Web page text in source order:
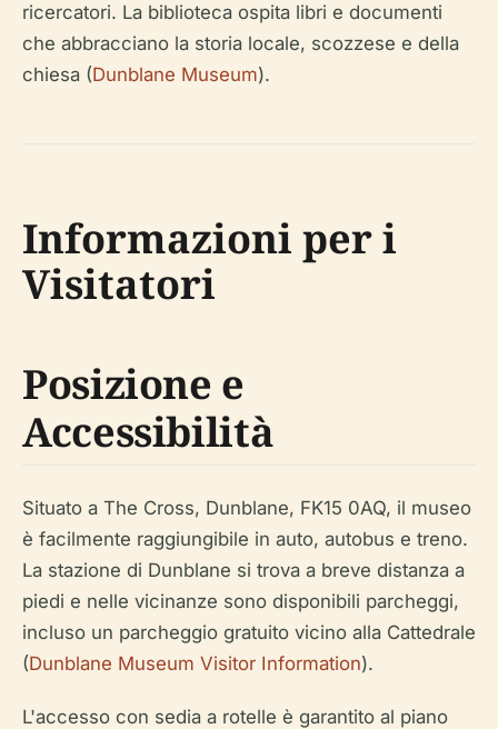
ricercatori. La biblioteca ospita libri e documenti
che abbracciano la storia locale, scozzese e della
chiesa (Dunblane Museum).
Informazioni per i
Visitatori
Posizione e
Accessibilità
Situato a The Cross, Dunblane, FK15 0AQ, il museo
è facilmente raggiungibile in auto, autobus e treno.
La stazione di Dunblane si trova a breve distanza a
piedi e nelle vicinanze sono disponibili parcheggi,
incluso un parcheggio gratuito vicino alla Cattedrale
(Dunblane Museum Visitor Information).
L'accesso con sedia a rotelle è garantito al piano